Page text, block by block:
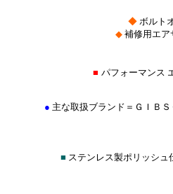
◆ボルト
◆ 補修用エア
■ パフォーマンス
● 主な取扱ブランド＝ＧＩＢ
■ ステンレス製ポリッシ